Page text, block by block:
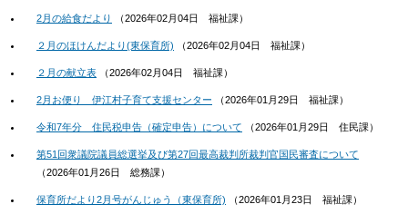
2月の給食だより （2026年02月04日 福祉課）
２月のほけんだより(東保育所) （2026年02月04日 福祉課）
２月の献立表 （2026年02月04日 福祉課）
2月お便り 伊江村子育て支援センター （2026年01月29日 福祉課）
令和7年分 住民税申告（確定申告）について （2026年01月29日 住民課）
第51回衆議院議員総選挙及び第27回最高裁判所裁判官国民審査について
（2026年01月26日 総務課）
保育所だより2月号がんじゅう（東保育所) （2026年01月23日 福祉課）